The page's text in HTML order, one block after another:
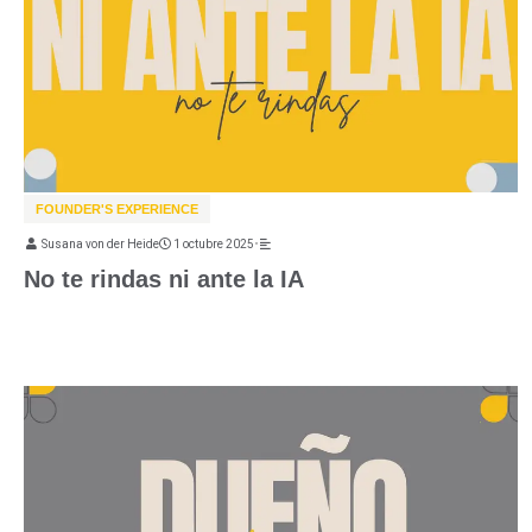
FOUNDER'S EXPERIENCE
No te rindas ni ante la IA
Susana von der Heide 1 octubre 2025•